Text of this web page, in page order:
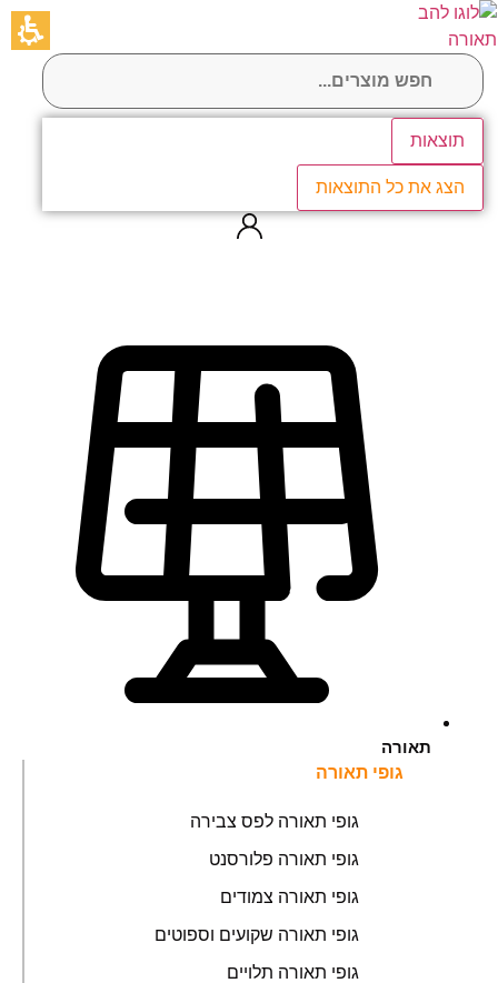
דלג
לתוכן
תוצאות
הצג את כל התוצאות
תאורה
גופי תאורה
גופי תאורה לפס צבירה
גופי תאורה פלורסנט
גופי תאורה צמודים
גופי תאורה שקועים וספוטים
גופי תאורה תלויים